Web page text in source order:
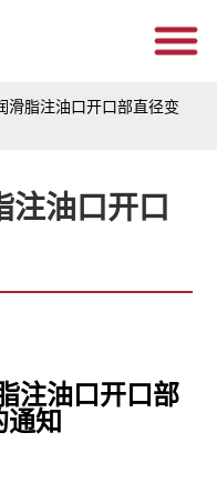
滑脂注油口开口部直径变
注油口开口
注油口开口部
知